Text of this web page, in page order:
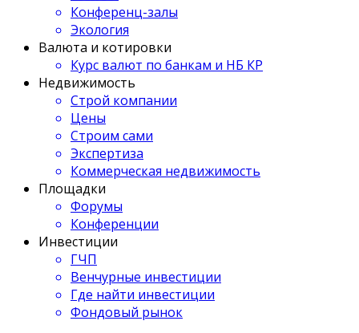
Конференц-залы
Экология
Валюта и котировки
Курс валют по банкам и НБ КР
Недвижимость
Строй компании
Цены
Строим сами
Экспертиза
Коммерческая недвижимость
Площадки
Форумы
Конференции
Инвестиции
ГЧП
Венчурные инвестиции
Где найти инвестиции
Фондовый рынок